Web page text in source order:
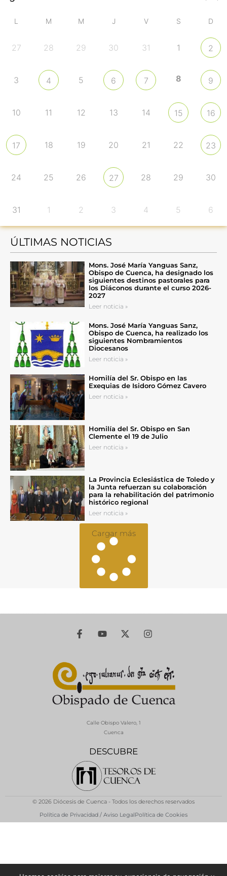
L M M J V S D
27 28 29 30 31 1 2
3 4 5 6 7 8 9
10 11 12 13 14 15 16
17 18 19 20 21 22 23
24 25 26 27 28 29 30
31 1 2 3 4 5 6
ÚLTIMAS NOTICIAS
Mons. José María Yanguas Sanz,
Obispo de Cuenca, ha designado los
siguientes destinos pastorales para
los Diáconos durante el curso 2026-
2027
Leer noticia »
Mons. José María Yanguas Sanz,
Obispo de Cuenca, ha realizado los
siguientes Nombramientos
Diocesanos
Leer noticia »
Homilía del Sr. Obispo en las
Exequias de Isidoro Gómez Cavero
Leer noticia »
Homilía del Sr. Obispo en San
Clemente el 19 de Julio
Leer noticia »
La Provincia Eclesiástica de Toledo y
la Junta refuerzan su colaboración
para la rehabilitación del patrimonio
histórico regional
Leer noticia »
Cargar más
DESCUBRE
Calle Obispo Valero, 1
Cuenca
© 2026 Diócesis de Cuenca - Todos los derechos reservados
Política de Privacidad / Aviso LegalPolítica de Cookies